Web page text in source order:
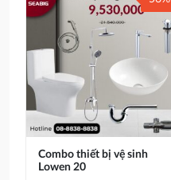
gốc
17.700.000 ₫.
hiện
là:
7.700.000 ₫.
Combo thiết bị vệ sinh
Lowen 20